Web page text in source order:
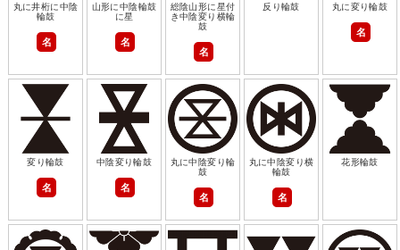
丸に井桁に中陰
輪鼓
名
山形に中陰輪鼓
に星
名
総陰山形に星付
き中陰変り横輪
鼓
名
反り輪鼓 丸に変り輪鼓
名
変り輪鼓
名
中陰変り輪鼓
名
丸に中陰変り輪
鼓
名
丸に中陰変り横
輪鼓
名
花形輪鼓